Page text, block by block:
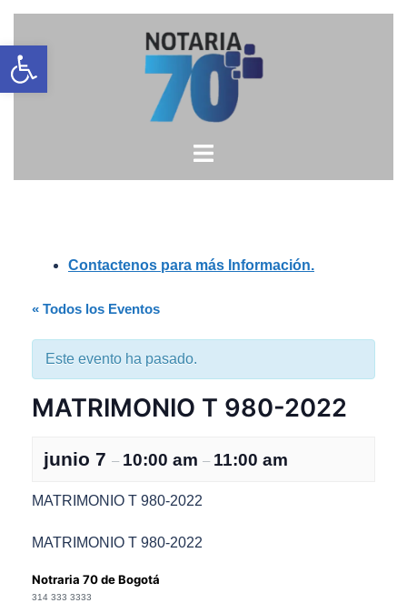
Open toolbar
al
contenido
Contactenos para más Información.
« Todos los Eventos
Este evento ha pasado.
MATRIMONIO T 980-2022
junio 7 – 10:00 am – 11:00 am
MATRIMONIO T 980-2022
MATRIMONIO T 980-2022
Notraria 70 de Bogotá
314 333 3333